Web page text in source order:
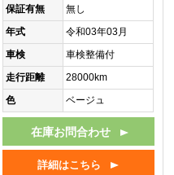
保証有無
無し
年式
令和03年03月
車検
車検整備付
走行距離
28000km
色
ベージュ
在庫お問合わせ
詳細はこちら